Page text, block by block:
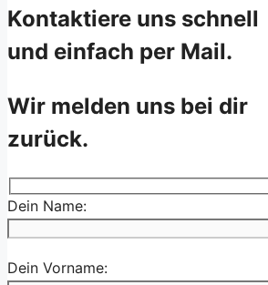
Kontaktiere uns schnell
und einfach per Mail.
Wir melden uns bei dir
zurück.
Dein Name:
Dein Vorname: